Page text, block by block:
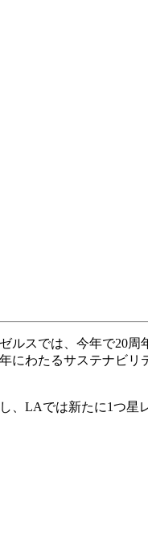
ルスでは、今年で20
わたるサステナビ
、LAでは新たに1つ